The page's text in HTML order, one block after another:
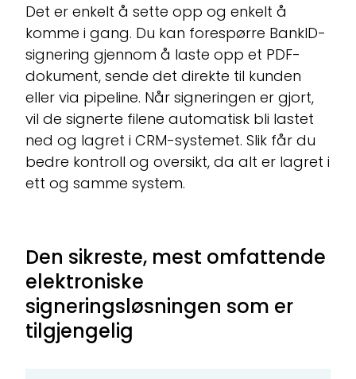
Det er enkelt å sette opp og enkelt å
komme i gang. Du kan forespørre BankID-
signering gjennom å laste opp et PDF-
dokument, sende det direkte til kunden
eller via pipeline. Når signeringen er gjort,
vil de signerte filene automatisk bli lastet
ned og lagret i CRM-systemet. Slik får du
bedre kontroll og oversikt, da alt er lagret i
ett og samme system.
Den sikreste, mest omfattende
elektroniske
signeringsløsningen som er
tilgjengelig